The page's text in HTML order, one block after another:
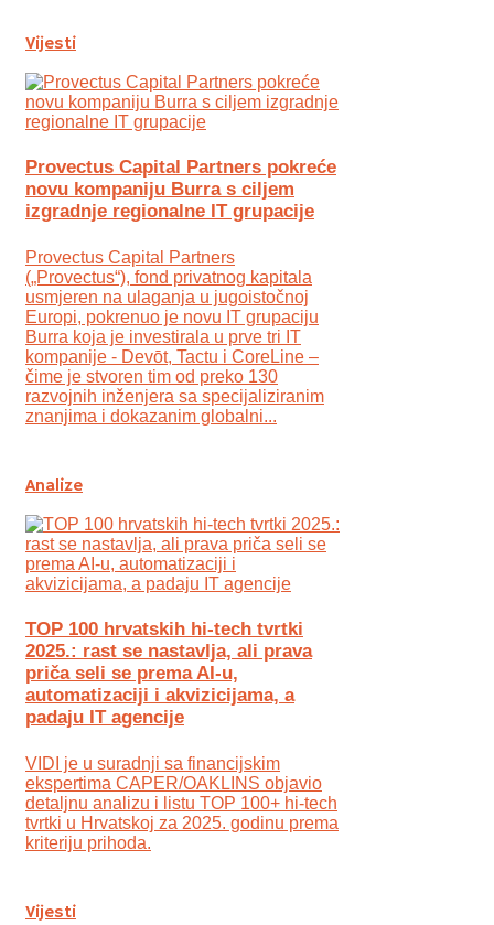
Vijesti
Provectus Capital Partners pokreće
novu kompaniju Burra s ciljem
izgradnje regionalne IT grupacije
Provectus Capital Partners
(„Provectus“), fond privatnog kapitala
usmjeren na ulaganja u jugoistočnoj
Europi, pokrenuo je novu IT grupaciju
Burra koja je investirala u prve tri IT
kompanije - Devōt, Tactu i CoreLine –
čime je stvoren tim od preko 130
razvojnih inženjera sa specijaliziranim
znanjima i dokazanim globalni...
Analize
TOP 100 hrvatskih hi-tech tvrtki
2025.: rast se nastavlja, ali prava
priča seli se prema AI-u,
automatizaciji i akvizicijama, a
padaju IT agencije
VIDI je u suradnji sa financijskim
ekspertima CAPER/OAKLINS objavio
detaljnu analizu i listu TOP 100+ hi-tech
tvrtki u Hrvatskoj za 2025. godinu prema
kriteriju prihoda.
Vijesti